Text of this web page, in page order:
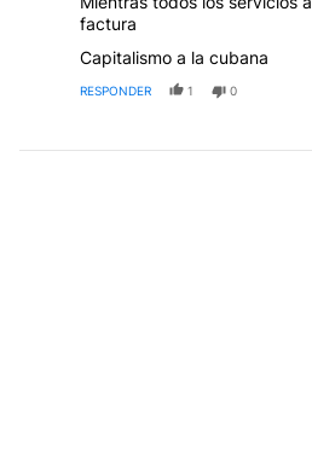
factura
Capitalismo a la cubana
RESPONDER 1 0